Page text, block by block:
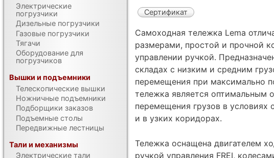
Сертификат
Самоходная тележка Lema
размерами, простой и прочной
управлении ручкой.
складах с низким и средним
перемещения при максимально
тележка является оптимальным
перемещения грузов в условиях
и в узких коридорах.
Тележка оснащена двигателем
ручкой управления FREI,
Электрические
погрузчики
Дизельные погрузчики
Газовые погрузчики
Тягачи
Оборудование для
погрузчиков
Вышки и подъемники
Телескопические вышки
Ножничные подъемники
Подборщики заказов
Подъемные столы
Передвижные лестницы
Тали и механизмы
Электрические тали